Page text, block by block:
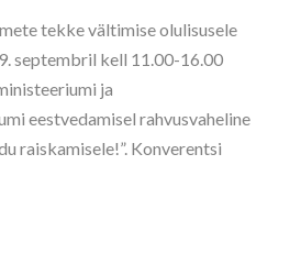
tekke vältimise olulisusele
septembril kell 11.00-16.00
ja
eestvedamisel rahvusvaheline
raiskamisele!”. Konverentsi